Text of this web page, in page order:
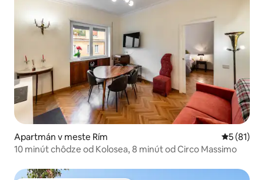
Apartmán v meste Rím
5 (81)
10 minút chôdze od Kolosea, 8 minút od Circo Massimo